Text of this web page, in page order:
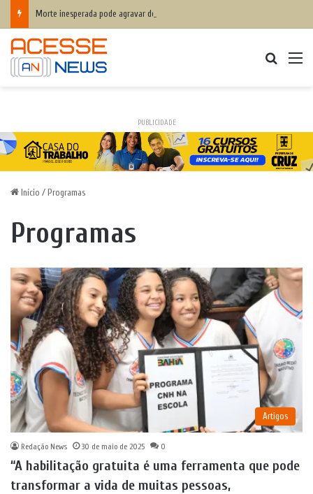
Morte inesperada pode agravar desequilíbrio financeiro das famílias
PUBLICIDADE
Início / Programas
Programas
Artigos
Redação News 30 de maio de 2025 0
“A habilitação gratuita é uma ferramenta que pode
transformar a vida de muitas pessoas,